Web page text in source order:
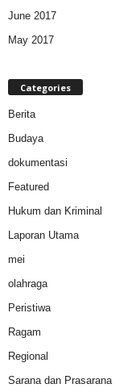
June 2017
May 2017
Categories
Berita
Budaya
dokumentasi
Featured
Hukum dan Kriminal
Laporan Utama
mei
olahraga
Peristiwa
Ragam
Regional
Sarana dan Prasarana